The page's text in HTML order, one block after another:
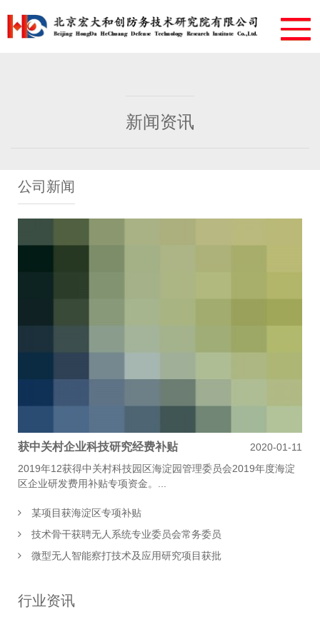
新闻资讯
公司新闻
2020-01-11
获中关村企业科技研究经费补贴
2019年12获得中关村科技园区海淀园管理委员会2019年度海淀
区企业研发费用补贴专项资金。...
某项目获海淀区专项补贴
技术骨干获聘无人系统专业委员会常务委员
微型无人智能察打技术及应用研究项目获批
行业资讯